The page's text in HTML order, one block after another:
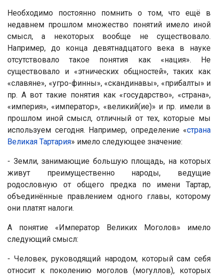
Необходимо постоянно помнить о том, что ещё в
недавнем прошлом множество понятий имело иной
смысл, а некоторых вообще не существовало.
Например, до конца девятнадцатого века в науке
отсутствовало такое понятия как «нация». Не
существовало и «этнических общностей», таких как
«славяне», «угро-финны», «скандинавы», «прибалты» и
пр. А вот такие понятия как «государство», «страна»,
«империя», «император», «великий(ие)» и пр. имели в
прошлом иной смысл, отличный от тех, которые мы
используем сегодня. Например, определение «страна
Великая Тартария» имело следующее значение:
- Земли, занимающие большую площадь, на которых
живут преимущественно народы, ведущие
родословную от общего предка по имени Тартар,
объединённые правлением одного главы, которому
они платят налоги.
А понятие «Император Великих Моголов» имело
следующий смысл:
- Человек, руководящий народом, который сам себя
относит к поколению моголов (могуллов), которых